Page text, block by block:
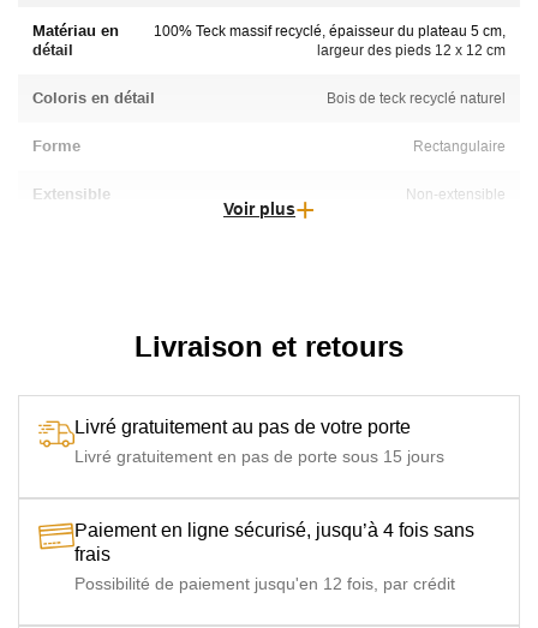
Matériau en
détail
100% Teck massif recyclé, épaisseur du plateau 5 cm,
largeur des pieds 12 x 12 cm
Coloris en détail Bois de teck recyclé naturel
Forme Rectangulaire
Extensible Non-extensible
Voir plus
Livraison et retours
Livré gratuitement au pas de votre porte
Livré gratuitement en pas de porte sous 15 jours
Paiement en ligne sécurisé, jusqu’à 4 fois sans
frais
Possibilité de paiement jusqu'en 12 fois, par crédit